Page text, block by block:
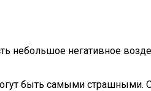
небольшое негативное
быть самыми страшными.